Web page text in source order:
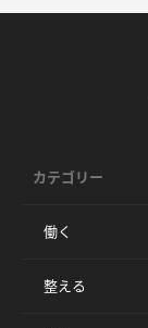
カテゴリー
働く
整える